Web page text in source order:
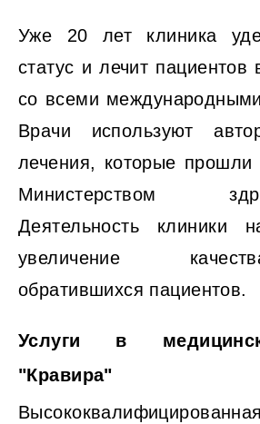
Уже 20 лет клиника
статус и лечит пациентов
со всеми
Врачи используют
лечения, которые прошли
Министерством
Деятельность клиники
увеличение
обратившихся пациентов.
Услуги в
"Кравира"